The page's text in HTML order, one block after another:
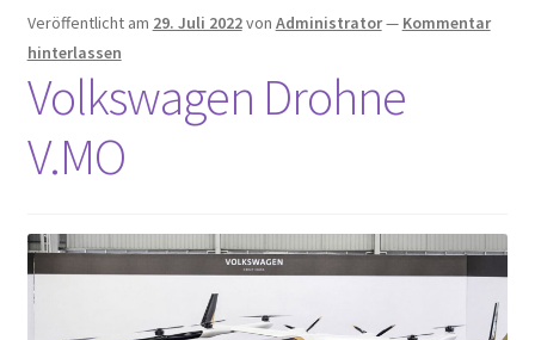
Über FunShop
öffnen
Impressum
Zum Onlineshop in der Web Version
Veröffentlicht am 29. Juli 2022von Administrator— Kommentar
hinterlassen
Volkswagen Drohne
V.MO